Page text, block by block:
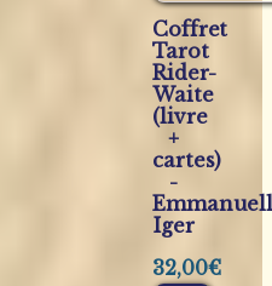
Coffret
Tarot
Rider-
Waite
(livre
+
cartes)
-
Iger
32,00€